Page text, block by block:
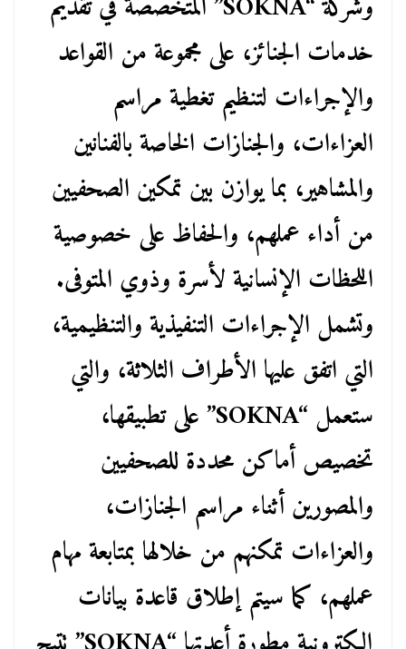
خدمات الجنائز، على مجموعة من القواعد
والإجراءات لتنظيم تغطية مراسم
العزاءات، والجنازات الخاصة بالفنانين
والمشاهير، بما يوازن بين تمكين الصحفيين
من أداء عملهم، والحفاظ على خصوصية
اللحظات الإنسانية لأسرة وذوي المتوفى.
وتشمل الإجراءات التنفيذية والتنظيمية،
التي اتفق عليها الأطراف الثلاثة، والتي
ستعمل “SOKNA” على تطبيقها،
تخصيص أماكن محددة للصحفيين
والمصورين أثناء مراسم الجنازات،
والعزاءات تمكنهم من خلالها بمتابعة مهام
عملهم، كما سيتم إطلاق قاعدة بيانات